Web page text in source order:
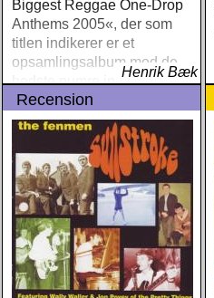
Biggest Reggae One-Drop
Anthems 2005«, der som
titlen indikerer er et
opsamlingsalbum med de
bedste numre indenfor den
populære reggaestil kaldet
one-drop
Henrik Bæk
Recension